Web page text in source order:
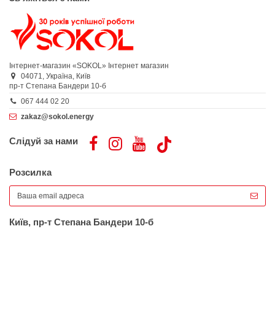
Інтернет-магазин «SOKOL» Інтернет магазин
04071, Україна, Київ
пр-т Степана Бандери 10-б
067 444 02 20
zakaz@sokol.energy
Слідуй за нами
Розсилка
Київ, пр-т Степана Бандери 10-б